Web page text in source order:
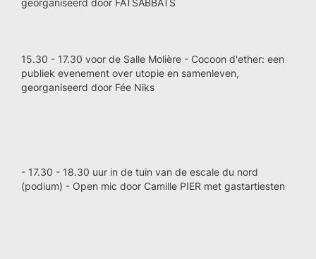
georganiseerd door FATSABBATS
15.30 - 17.30 voor de Salle Molière - Cocoon d'ether: een
publiek evenement over utopie en samenleven,
georganiseerd door Fée Niks
- 17.30 - 18.30 uur in de tuin van de escale du nord
(podium) - Open mic door Camille PIER met gastartiesten